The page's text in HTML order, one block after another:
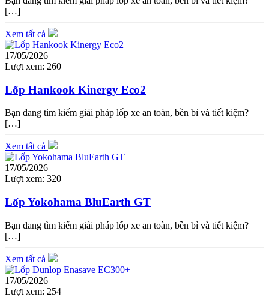
[…]
Xem tất cả
17/05/2026
Lượt xem: 260
Lốp Hankook Kinergy Eco2
Bạn đang tìm kiếm giải pháp lốp xe an toàn, bền bỉ và tiết kiệm?
[…]
Xem tất cả
17/05/2026
Lượt xem: 320
Lốp Yokohama BluEarth GT
Bạn đang tìm kiếm giải pháp lốp xe an toàn, bền bỉ và tiết kiệm?
[…]
Xem tất cả
17/05/2026
Lượt xem: 254